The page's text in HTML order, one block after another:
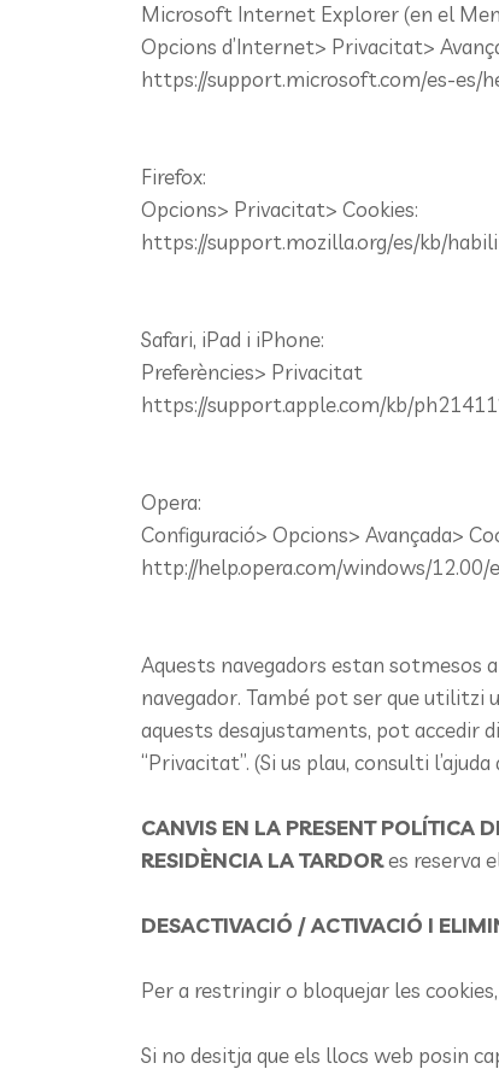
Microsoft Internet Explorer (en el
Opcions d’Internet> Privacitat>
https://support.microsoft.com/es-es/
Firefox:
Opcions> Privacitat> Cookies:
https://support.mozilla.org/es/kb/
Safari, iPad i iPhone:
Preferències> Privacitat
https://support.apple.com/kb/
Opera:
Configuració> Opcions> Avançada>
http://help.opera.com/windows/12.00/
Aquests navegadors estan sotmesos
navegador. També pot ser que utilitzi
aquests desajustaments, pot accedir
“Privacitat”. (Si us plau, consulti
CANVIS EN LA PRESENT POLÍTICA
RESIDÈNCIA LA TARDORes reserva
DESACTIVACIÓ / ACTIVACIÓ I
Per a restringir o bloquejar les
Si no desitja que els llocs web posin